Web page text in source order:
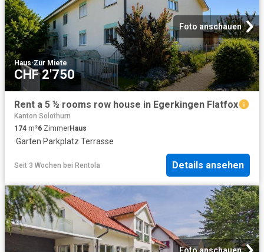
Foto anschauen
Haus·Zur Miete
CHF 2'750
Rent a 5 ½ rooms row house in Egerkingen Flatfox
Kanton Solothurn
174 m²6 ZimmerHaus
·Garten·Parkplatz·Terrasse
Seit 3 Wochen bei Rentola Details ansehen
Foto anschauen